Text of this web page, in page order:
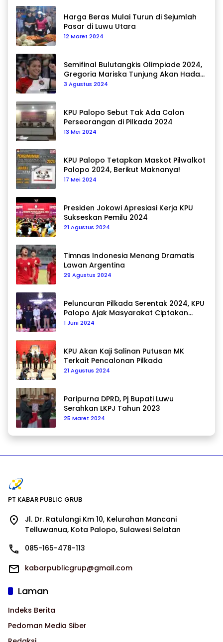
Harga Beras Mulai Turun di Sejumlah
Pasar di Luwu Utara
12 Maret 2024
Semifinal Bulutangkis Olimpiade 2024,
Gregoria Mariska Tunjung Akan Hadapi
Pemain Asal Korea Selatan
3 Agustus 2024
KPU Palopo Sebut Tak Ada Calon
Perseorangan di Pilkada 2024
13 Mei 2024
KPU Palopo Tetapkan Maskot Pilwalkot
Palopo 2024, Berikut Maknanya!
17 Mei 2024
Presiden Jokowi Apresiasi Kerja KPU
Sukseskan Pemilu 2024
21 Agustus 2024
Timnas Indonesia Menang Dramatis
Lawan Argentina
29 Agustus 2024
Peluncuran Pilkada Serentak 2024, KPU
Palopo Ajak Masyarakat Ciptakan
Pilkada Damai
1 Juni 2024
KPU Akan Kaji Salinan Putusan MK
Terkait Pencalonan Pilkada
21 Agustus 2024
Paripurna DPRD, Pj Bupati Luwu
Serahkan LKPJ Tahun 2023
25 Maret 2024
PT KABAR PUBLIC GRUB
Jl. Dr. Ratulangi Km 10, Kelurahan Mancani
Telluwanua, Kota Palopo, Sulawesi Selatan
085-165-478-113
kabarpublicgrup@gmail.com
Laman
Indeks Berita
Pedoman Media Siber